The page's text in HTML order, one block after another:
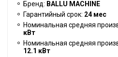
Бренд: BALLU MACHINE
Гарантийный срок: 24 мес
Номинальная средняя
кВт
Номинальная средняя
12.1 кВт